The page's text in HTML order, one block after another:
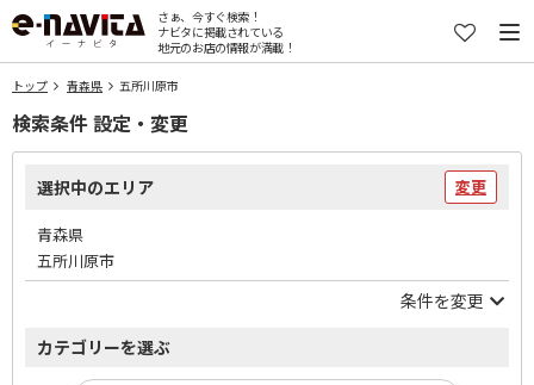
さぁ、今すぐ検索！
ナビタに掲載されている
地元のお店の情報が満載！
トップ 青森県 五所川原市
検索条件 設定・変更
選択中のエリア 変更
青森県
五所川原市
条件を変更
カテゴリーを選ぶ